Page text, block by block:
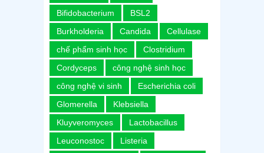
Bifidobacterium
BSL2
Burkholderia
Candida
Cellulase
chế phẩm sinh học
Clostridium
Cordyceps
công nghệ sinh học
công nghệ vi sinh
Escherichia coli
Glomerella
Klebsiella
Kluyveromyces
Lactobacillus
Leuconostoc
Listeria